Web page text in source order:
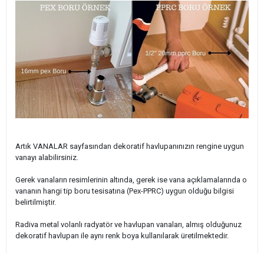
Artık VANALAR sayfasından dekoratif havlupanınızın rengine uygun
vanayı alabilirsiniz.
Gerek vanaların resimlerinin altında, gerek ise vana açıklamalarında o
vananın hangi tip boru tesisatına (Pex-PPRC) uygun olduğu bilgisi
belirtilmiştir.
Radiva metal volanlı radyatör ve havlupan vanaları, almış olduğunuz
dekoratif havlupan ile aynı renk boya kullanılarak üretilmektedir.